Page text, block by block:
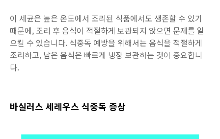
이 세균은 높은 온도에서 조리된 식품에서도 생존할 수 있기
때문에, 조리 후 음식이 적절하게 보관되지 않으면 문제를 일
으킬 수 있습니다. 식중독 예방을 위해서는 음식을 적절하게
조리하고, 남은 음식은 빠르게 냉장 보관하는 것이 중요합니
다.
바실러스 세레우스 식중독 증상